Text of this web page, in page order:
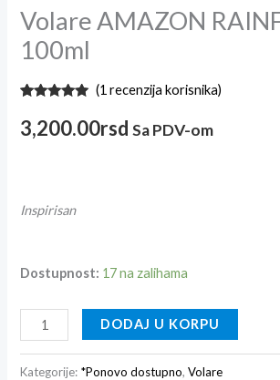
Volare AMAZON
100ml
5.00od 5
na osnovu
(1 recenzija korisnika)
3,200.00rsd Sa PDV-om
Inspirisan
Dostupnost: 17 na zalihama
DODAJ U KORPU
Kategorije: *Ponovo dostupno,Volare